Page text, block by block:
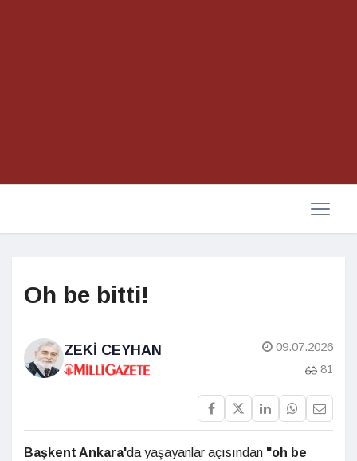
Oh be bitti!
ZEKI CEYHAN
09.07.2026
81
Başkent Ankara'da yaşayanlar açısından "oh be